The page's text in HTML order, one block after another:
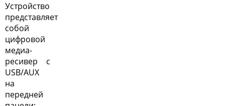
Устройство
представляет
собой
цифровой
медиа-
ресивер с
USB/AUX
на
передней